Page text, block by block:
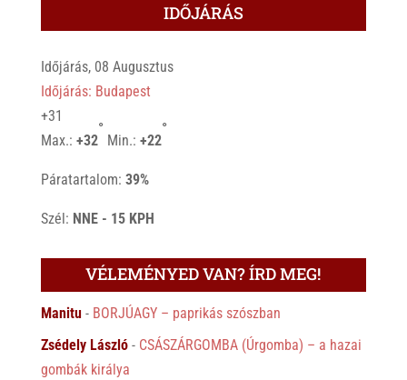
IDŐJÁRÁS
Időjárás, 08 Augusztus
Időjárás: Budapest
+31
Max.: +32
°
Min.: +22
°
Páratartalom: 39%
Szél: NNE - 15 KPH
VÉLEMÉNYED VAN? ÍRD MEG!
Manitu- BORJÚAGY – paprikás szószban
Zsédely László- CSÁSZÁRGOMBA (Úrgomba) – a hazai
gombák királya